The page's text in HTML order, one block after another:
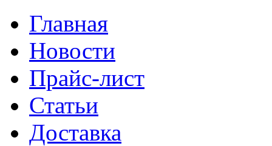
Главная
Новости
Прайс-лист
Статьи
Доставка